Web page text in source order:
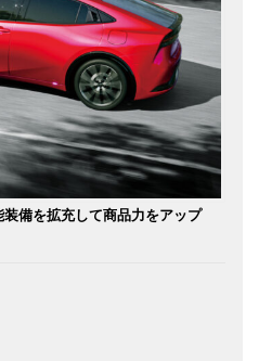
備を拡充して商品力をアップ